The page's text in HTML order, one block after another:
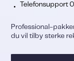
Telefonsupport
Professional-
du vil tilby sterke